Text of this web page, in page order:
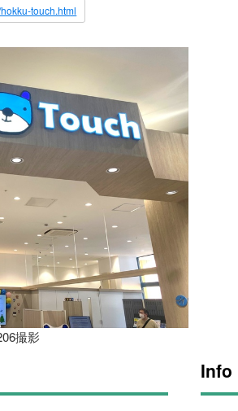
touch.html
撮影
Info